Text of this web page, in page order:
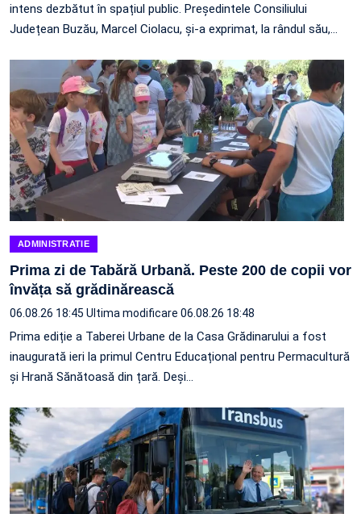
intens dezbătut în spațiul public. Președintele Consiliului
Județean Buzău, Marcel Ciolacu, și-a exprimat, la rândul său,…
ADMINISTRATIE
Prima zi de Tabără Urbană. Peste 200 de copii vor
învăța să grădinărească
06.08.26 18:45 Ultima modificare 06.08.26 18:48
Prima ediție a Taberei Urbane de la Casa Grădinarului a fost
inaugurată ieri la primul Centru Educațional pentru Permacultură
și Hrană Sănătoasă din țară. Deși…